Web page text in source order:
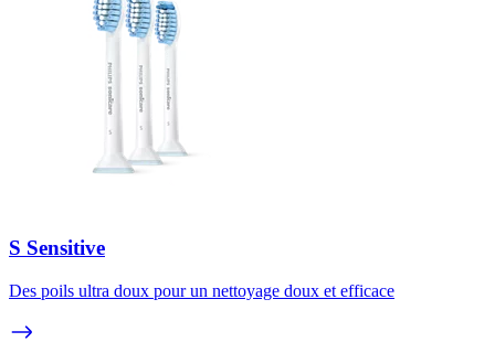
S Sensitive
Des poils ultra doux pour un nettoyage doux et efficace